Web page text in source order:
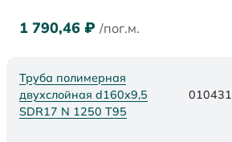
1 790,46 ₽ /пог.м.
Труба полимерная
двухслойная d160x9,5
SDR17 N 1250 Т95
010431